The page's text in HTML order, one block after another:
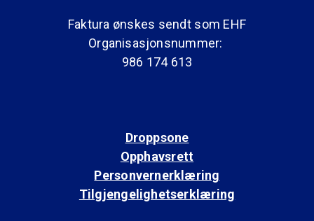
Faktura ønskes sendt som EHF
Organisasjonsnummer:
986 174 613
Droppsone
Opphavsrett
Personvernerklæring
Tilgjengelighetserklæring